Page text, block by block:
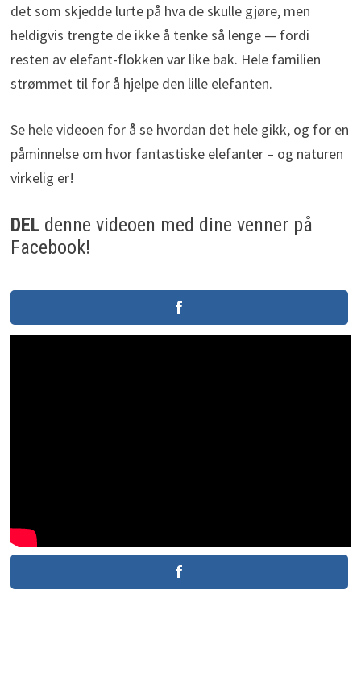
det som skjedde lurte på hva de skulle gjøre, men
heldigvis trengte de ikke å tenke så lenge — fordi
resten av elefant-flokken var like bak. Hele familien
strømmet til for å hjelpe den lille elefanten.
Se hele videoen for å se hvordan det hele gikk, og for en
påminnelse om hvor fantastiske elefanter – og naturen
virkelig er!
DELdenne videoen med dine venner på
Facebook!